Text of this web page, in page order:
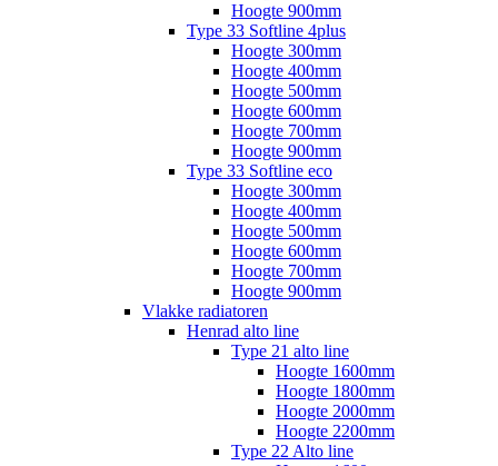
Hoogte 900mm
Type 33 Softline 4plus
Hoogte 300mm
Hoogte 400mm
Hoogte 500mm
Hoogte 600mm
Hoogte 700mm
Hoogte 900mm
Type 33 Softline eco
Hoogte 300mm
Hoogte 400mm
Hoogte 500mm
Hoogte 600mm
Hoogte 700mm
Hoogte 900mm
Vlakke radiatoren
Henrad alto line
Type 21 alto line
Hoogte 1600mm
Hoogte 1800mm
Hoogte 2000mm
Hoogte 2200mm
Type 22 Alto line